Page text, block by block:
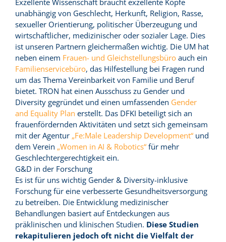
Exzellente Wissenschaft braucht exzellente Köpfe
unabhängig von Geschlecht, Herkunft, Religion, Rasse,
sexueller Orientierung, politischer Überzeugung und
wirtschaftlicher, medizinischer oder sozialer Lage. Dies
ist unseren Partnern gleichermaßen wichtig. Die UM hat
neben einem Frauen- und Gleichstellungsbüro auch ein
Familienservicebüro, das Hilfestellung bei Fragen rund
um das Thema Vereinbarkeit von Familie und Beruf
bietet. TRON hat einen Ausschuss zu Gender und
Diversity gegründet und einen umfassenden Gender
and Equality Plan erstellt. Das DFKI beteiligt sich an
frauenfördernden Aktivitäten und setzt sich gemeinsam
mit der Agentur „Fe:Male Leadership Development“ und
dem Verein „Women in AI & Robotics“ für mehr
Geschlechtergerechtigkeit ein.
G&D in der Forschung
Es ist für uns wichtig Gender & Diversity-inklusive
Forschung für eine verbesserte Gesundheitsversorgung
zu betreiben. Die Entwicklung medizinischer
Behandlungen basiert auf Entdeckungen aus
präklinischen und klinischen Studien. Diese Studien
rekapitulieren jedoch oft nicht die Vielfalt der